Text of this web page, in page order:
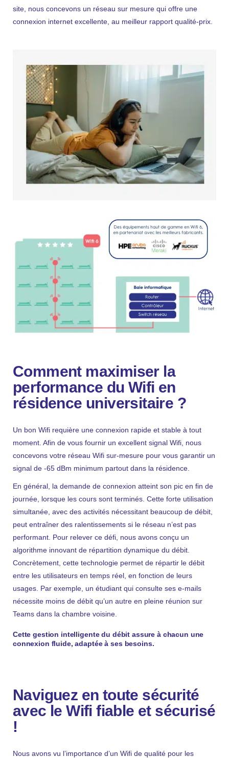
Follow Us
Fb.
site, nous concevons un réseau sur mesure qui offre une
connexion internet excellente, au meilleur rapport qualité-prix.
Comment maximiser la
performance du Wifi en
résidence universitaire ?
Un bon Wifi requière une connexion rapide et stable à tout
moment. Afin de vous fournir un excellent signal Wifi, nous
concevons votre réseau Wifi sur-mesure pour vous garantir un
signal de -65 dBm minimum partout dans la résidence.
En général, la demande de connexion atteint son pic en fin de
journée, lorsque les cours sont terminés. Cette forte utilisation
simultanée, avec des activités nécessitant beaucoup de débit,
peut entraîner des ralentissements si le réseau n’est pas
performant. Pour relever ce défi, nous avons conçu un
algorithme innovant de répartition dynamique du débit.
Concrètement, cette technologie permet de répartir le débit
entre les utilisateurs en temps réel, en fonction de leurs
usages. Par exemple, un étudiant qui consulte ses e-mails
nécessite moins de débit qu’un autre en pleine réunion sur
Teams dans la chambre voisine.
Cette gestion intelligente du débit assure à chacun une
connexion fluide, adaptée à ses besoins.
Naviguez en toute sécurité
avec le Wifi fiable et sécurisé
!
Nous avons vu l’importance d’un Wifi de qualité pour les